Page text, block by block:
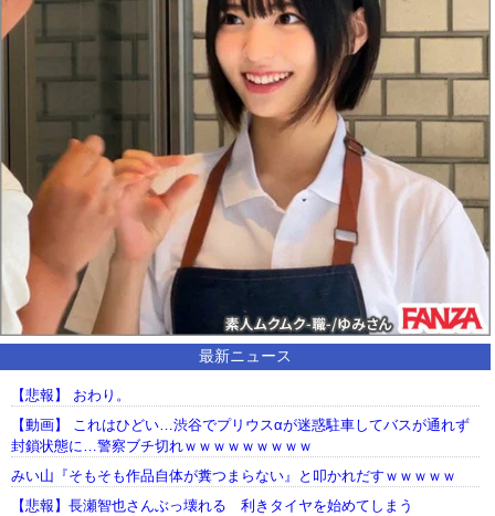
最新ニュース
【悲報】 おわり。
【動画】 これはひどい…渋谷でプリウスαが迷惑駐車してバスが通れず
封鎖状態に…警察ブチ切れｗｗｗｗｗｗｗｗｗ
みい山『そもそも作品自体が糞つまらない』と叩かれだすｗｗｗｗｗ
【悲報】長瀬智也さんぶっ壊れる 利きタイヤを始めてしまう